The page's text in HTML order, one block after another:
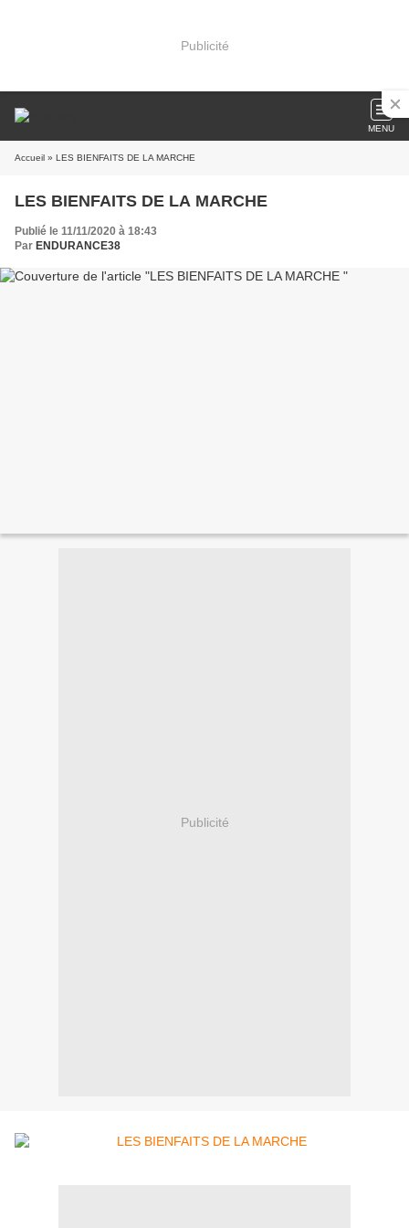
Publicité
MENU
Accueil » LES BIENFAITS DE LA MARCHE
LES BIENFAITS DE LA MARCHE
Publié le 11/11/2020 à 18:43
Par ENDURANCE38
Publicité